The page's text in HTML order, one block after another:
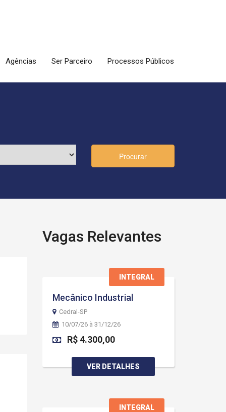
Agências Ser Parceiro Processos Públicos
Procurar
Vagas Relevantes
INTEGRAL
Mecânico Industrial
Cedral-SP
10/07/26 à 31/12/26
R$ 4.300,00
VER DETALHES
INTEGRAL